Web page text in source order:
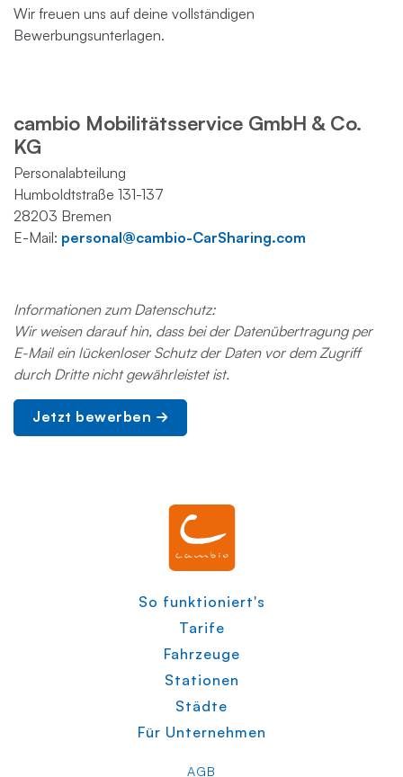
Wir freuen uns auf deine vollständigen
Bewerbungsunterlagen.
cambio Mobilitätsservice GmbH & Co.
KG
Personalabteilung
Humboldtstraße 131-137
28203 Bremen
E-Mail: personal@cambio-CarSharing.com
Informationen zum Datenschutz:
Wir weisen darauf hin, dass bei der Datenübertragung per
E-Mail ein lückenloser Schutz der Daten vor dem Zugriff
durch Dritte nicht gewährleistet ist.
Jetzt bewerben
So funktioniert's
Tarife
Fahrzeuge
Stationen
Städte
Für Unternehmen
AGB